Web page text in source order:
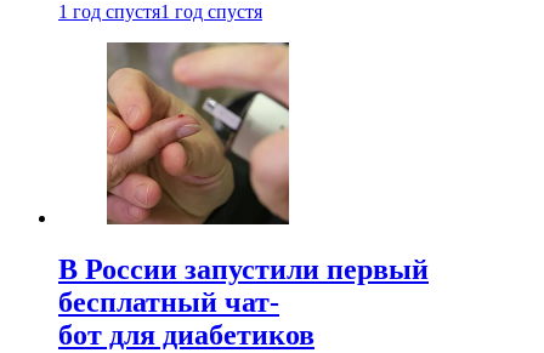
1 год спустя1 год спустя
В России запустили первый
бесплатный чат-
бот для диабетиков